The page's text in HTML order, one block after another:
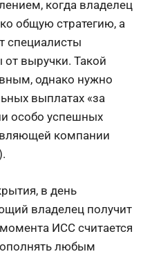
когда владелец
общую стратегию, а
специалисты
выручки. Такой
однако нужно
выплатах «за
особо успешных
компании
в день
владелец получит
ИСС считается
любым